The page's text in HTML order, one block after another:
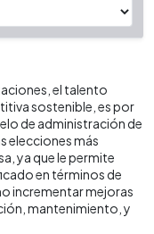
el talento
sostenible, es por
de administración de
elecciones más
ya que le permite
en términos de
incrementar mejoras
mantenimiento, y